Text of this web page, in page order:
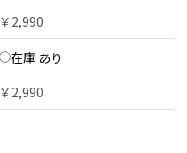
￥2,990
在庫 あり
￥2,990